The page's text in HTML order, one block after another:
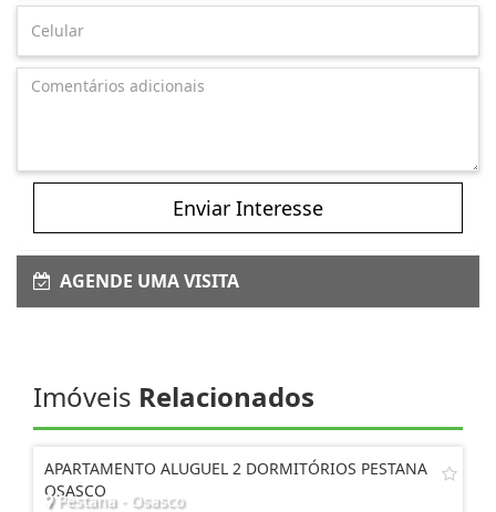
Enviar Interesse
AGENDE UMA VISITA
Imóveis Relacionados
APARTAMENTO ALUGUEL 2 DORMITÓRIOS PESTANA
OSASCO
Pestana - Osasco